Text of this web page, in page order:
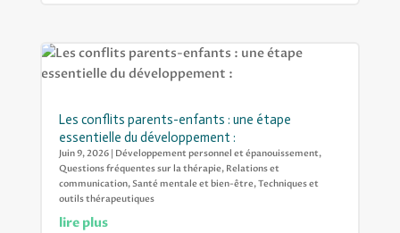
Les conflits parents-enfants : une étape
essentielle du développement :
Juin 9, 2026| Développement personnel et épanouissement,
Questions fréquentes sur la thérapie, Relations et
communication,Santé mentale et bien-être,Techniques et
outils thérapeutiques
lire plus